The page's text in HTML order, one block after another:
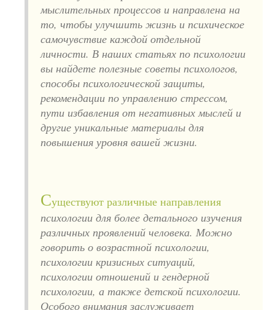
мыслительных процессов и направлена на
то, чтобы улучшить жизнь и психическое
самочувствие каждой отдельной
личности. В наших статьях по психологии
вы найдете полезные советы психологов,
способы психологической защиты,
рекомендации по управлению стрессом,
пути избавления от негативных мыслей и
другие уникальные материалы для
повышения уровня вашей жизни.
Существуют различные направления
психологии для более детального изучения
различных проявлений человека. Можно
говорить о возрастной психологии,
психологии кризисных ситуаций,
психологии отношений и гендерной
психологии, а также детской психологии.
Особого внимания заслуживает